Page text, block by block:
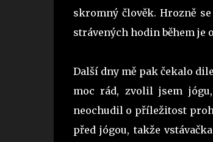
skromný člověk. Hrozně
strávených hodin během je
Další dny mě pak čekalo
moc rád, zvolil jsem
neochudil o příležitost
před jógou, takže